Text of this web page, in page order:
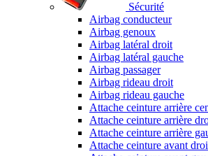
Sécurité
Airbag conducteur
Airbag genoux
Airbag latéral droit
Airbag latéral gauche
Airbag passager
Airbag rideau droit
Airbag rideau gauche
Attache ceinture arrière
Attache ceinture arrière
Attache ceinture arrière
Attache ceinture avant